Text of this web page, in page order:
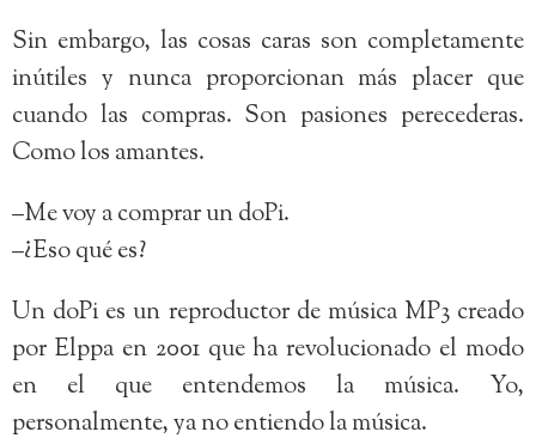
Sin embargo, las cosas caras son completamente
inútiles y nunca proporcionan más placer que
cuando las compras. Son pasiones perecederas.
Como los amantes.
–Me voy a comprar un doPi.
–¿Eso qué es?
Un doPi es un reproductor de música MP3 creado
por Elppa en 2001 que ha revolucionado el modo
en el que entendemos la música. Yo,
personalmente, ya no entiendo la música.